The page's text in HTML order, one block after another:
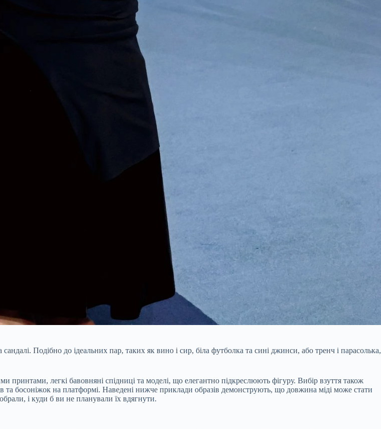
Подібно до ідеальних пар, таких як вино і сир, біла футболка та сині джинси, або тренч і парасолька,
принтами, легкі бавовняні спідниці та моделі, що елегантно підкреслюють фігуру. Вибір взуття також
босоніжок на платформі. Наведені нижче приклади образів демонструють, що довжина міді може стати
і куди б ви не планували їх вдягнути.